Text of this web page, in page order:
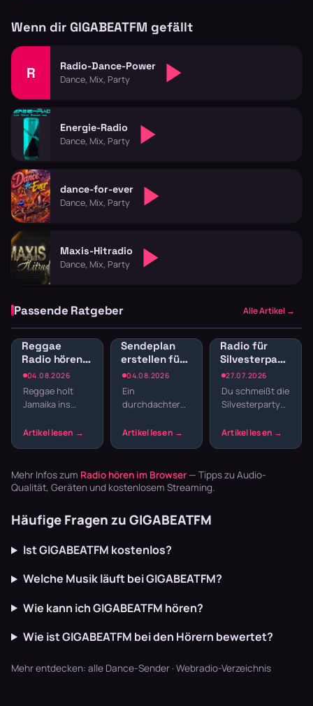
Wenn dir GIGABEATFM gefällt
R Radio-Dance-Power
Dance, Mix, Party
Energie-Radio
Dance, Mix, Party
dance-for-ever
Dance, Mix, Party
Maxis-Hitradio
Dance, Mix, Party
Passende Ratgeber Alle Artikel →
04.08.2026
Reggae
Radio hören:
Jamaican
Vibes und
Dancehall
Reggae holt
Jamaika ins
Der entspannte
die Texte
schaffen U…
04.08.2026
Sendeplan
erstellen fürs
Webradio:
Struktur
statt
Ein
durchdachter
macht den
beliebigen
Musikstream
27.07.2026
Radio für
Silvesterparty:
Die besten
Sender für
den
Jahreswechsel
Du schmeißt die
Silvesterparty
den ganzen
basteln? Radio
Mehr Infos zum Radio hören im Browser — Tipps zu Audio-
Qualität, Geräten und kostenlosem Streaming.
Häufige Fragen zu GIGABEATFM
Ist GIGABEATFM kostenlos?
Welche Musik läuft bei GIGABEATFM?
Wie kann ich GIGABEATFM hören?
Wie ist GIGABEATFM bei den Hörern bewertet?
Mehr entdecken: alle Dance-Sender · Webradio-Verzeichnis